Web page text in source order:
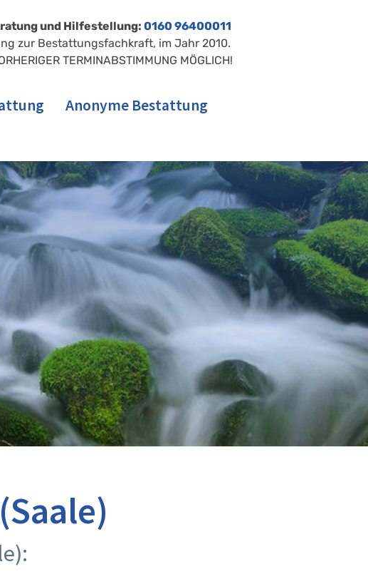
und Hilfestellung: 0160 96400011
zur Bestattungsfachkraft, im Jahr 2010.
TERMINABSTIMMUNG MÖGLICH!
Anonyme Bestattung